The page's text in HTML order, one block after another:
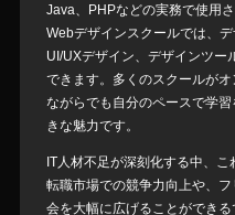
Java、PHPなどの実務で使用
Webデザインスクールでは、
UI/UXデザイン、デザインツー
できます。多くのスクールが
ながらでも自分のペースで学
きな魅力です。
IT人材不足が深刻化する中、こ
転職市場での競争力向上や、
会を大幅に広げることができる